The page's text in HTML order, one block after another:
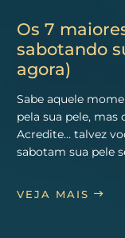
Os 7
sabotando
agora)
Sabe aquele
pela sua pele, mas
Acredite… talvez
sabotam sua pele
VEJA MAIS